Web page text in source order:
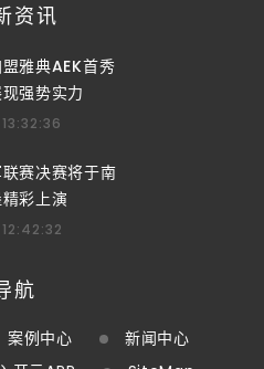
资讯
雅典AEK首秀
强势实力
赛决赛将于南
彩上演
航
案例中心
新闻中心